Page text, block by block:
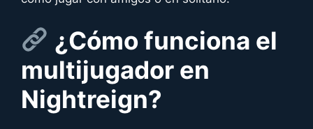
¿Cómo funciona el
multijugador en
Nightreign?